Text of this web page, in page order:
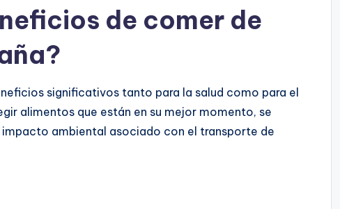
de comer de
significativos tanto para la salud como para el
alimentos que están en su mejor momento, se
ambiental asociado con el transporte de